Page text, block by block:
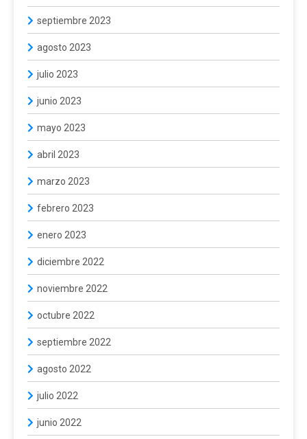
septiembre 2023
agosto 2023
julio 2023
junio 2023
mayo 2023
abril 2023
marzo 2023
febrero 2023
enero 2023
diciembre 2022
noviembre 2022
octubre 2022
septiembre 2022
agosto 2022
julio 2022
junio 2022